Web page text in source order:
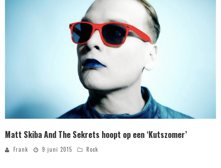
Matt Skiba And The Sekrets hoopt op een ‘Kutszomer’
Frank 9 juni 2015 Rock